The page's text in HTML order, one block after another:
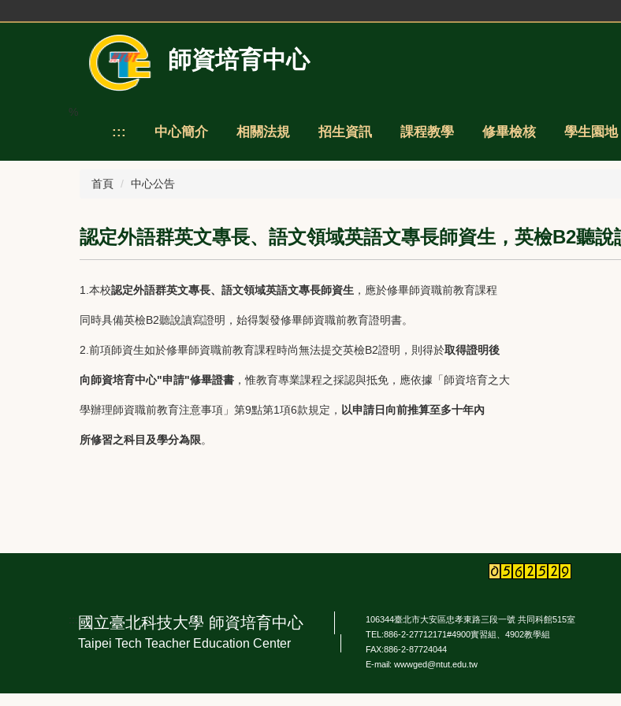
師資培育中心
::: 中心簡介 相關法規 招生資訊 課程教學 修畢檢核 學生園地
%
首頁 中心公告
認定外語群英文專長、語文領域英語文專長師資生，英檢B2聽
1.本校認定外語群英文專長、語文領域英語文專長師資生 ，應於修畢師資職前教育課程
同時具備英檢B2聽說讀寫證明，始得製發修畢師資職前教育證明書。
2.前項師資生如於修畢師資職前教育課程時尚無法提交英檢B2證明，則得於取得證明後
向師資培育中心"申請"修畢證書 ，惟教育專業課程之採認與抵免，應依據「師資培育之大
學辦理師資職前教育注意事項」第9點第1項6款規定， 以申請日向前推算至多十年內
所修習之科目及學分為限。
::: 國立臺北科技大學 師資培育中心
Taipei Tech Teacher Education Center
106344臺北市大安區忠孝東路三段一號 共同科館515室
TEL:886-2-27712171#4900實習組、4902教學組
FAX:886-2-87724044
E-mail: wwwged@ntut.edu.tw